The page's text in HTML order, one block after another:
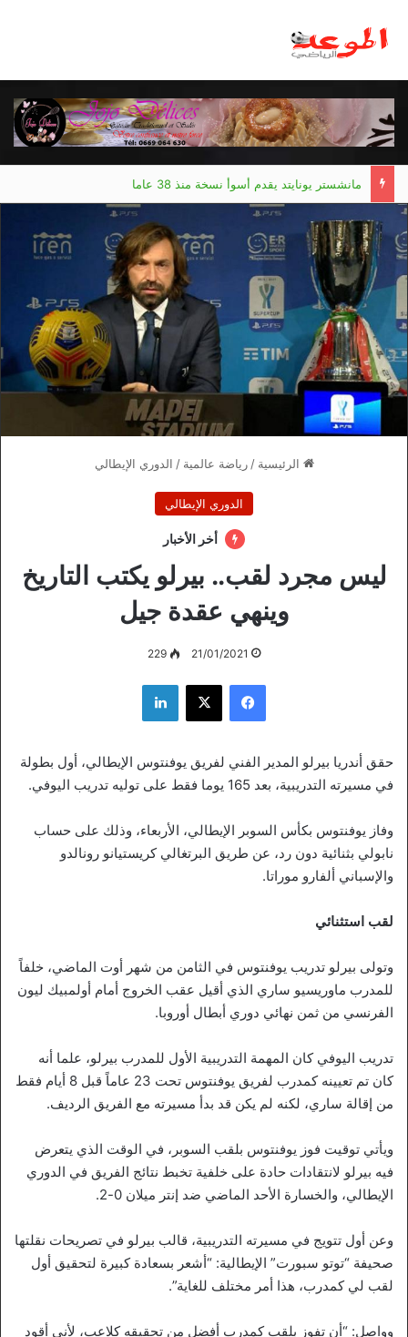
مانشستر يونايتد يقدم أسوأ نسخة منذ 38 عاما
الرئيسية / رياضة عالمية / الدوري الإيطالي
الدوري الإيطالي
أخر الأخبار
ليس مجرد لقب.. بيرلو يكتب التاريخ
وينهي عقدة جيل
21/01/2021
229
فيسبوك ‫X لينكدإن
حقق أندريا بيرلو المدير الفني لفريق يوفنتوس الإيطالي، أول بطولة
في مسيرته التدريبية، بعد 165 يوما فقط على توليه تدريب اليوفي.
وفاز يوفنتوس بكأس السوبر الإيطالي، الأربعاء، وذلك على حساب
نابولي بثنائية دون رد، عن طريق البرتغالي كريستيانو رونالدو
والإسباني ألفارو موراتا.
لقب استثنائي
وتولى بيرلو تدريب يوفنتوس في الثامن من شهر أوت الماضي، خلفاً
للمدرب ماوريسيو ساري الذي أقيل عقب الخروج أمام أولمبيك ليون
الفرنسي من ثمن نهائي دوري أبطال أوروبا.
تدريب اليوفي كان المهمة التدريبية الأول للمدرب بيرلو، علما أنه
كان تم تعيينه كمدرب لفريق يوفنتوس تحت 23 عاماً قبل 8 أيام فقط
من إقالة ساري، لكنه لم يكن قد بدأ مسيرته مع الفريق الرديف.
ويأتي توقيت فوز يوفنتوس بلقب السوبر، في الوقت الذي يتعرض
فيه بيرلو لانتقادات حادة على خلفية تخبط نتائج الفريق في الدوري
الإيطالي، والخسارة الأحد الماضي ضد إنتر ميلان 0-2.
وعن أول تتويج في مسيرته التدريبية، قالب بيرلو في تصريحات نقلتها
صحيفة “توتو سبورت” الإيطالية: “أشعر بسعادة كبيرة لتحقيق أول
لقب لي كمدرب، هذا أمر مختلف للغاية”.
وواصل: “أن تفوز بلقب كمدرب أفضل من تحقيقه كلاعب، لأني أقود